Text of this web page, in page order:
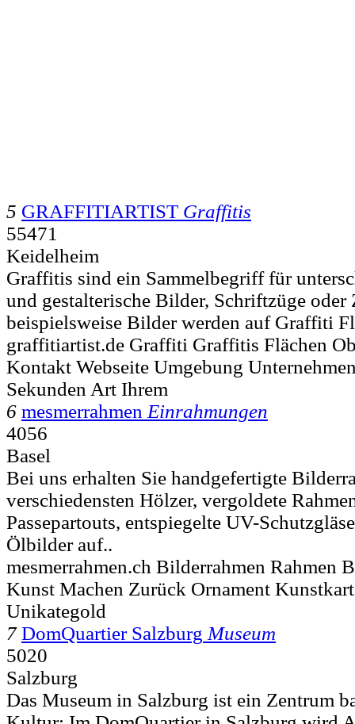
5 GRAFFITIARTIST Graffitis
55471
Keidelheim
Graffitis sind ein Sammelbegriff für
und gestalterische Bilder, Schriftzüge oder
beispielsweise Bilder werden auf Graffiti
graffitiartist.de Graffiti Graffitis Flächen
Kontakt Webseite Umgebung
Sekunden Art Ihrem
6 mesmerrahmen Einrahmungen
4056
Basel
Bei uns erhalten Sie handgefertigte
verschiedensten Hölzer, vergoldete
Passepartouts, entspiegelte UV-
Ölbilder auf..
mesmerrahmen.ch Bilderrahmen Rahmen
Kunst Machen Zurück Ornament
Unikategold
7 DomQuartier Salzburg Museum
5020
Salzburg
Das Museum in Salzburg ist ein Zentrum